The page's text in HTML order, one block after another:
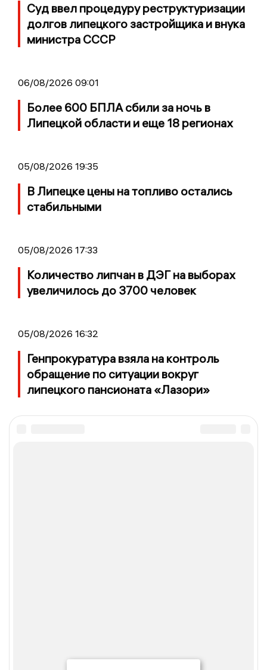
Суд ввел процедуру реструктуризации
долгов липецкого застройщика и внука
министра СССР
06/08/2026 09:01
Более 600 БПЛА сбили за ночь в
Липецкой области и еще 18 регионах
05/08/2026 19:35
В Липецке цены на топливо остались
стабильными
05/08/2026 17:33
Количество липчан в ДЭГ на выборах
увеличилось до 3700 человек
05/08/2026 16:32
Генпрокуратура взяла на контроль
обращение по ситуации вокруг
липецкого пансионата «Лазори»